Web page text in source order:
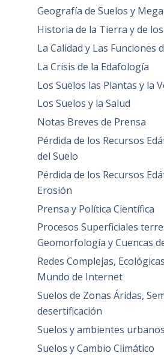
Geografía de Suelos y
Historia de la Tierra y de
La Calidad y Las Funciones
La Crisis de la Edafología
Los Suelos las Plantas y la
Los Suelos y la Salud
Notas Breves de Prensa
Pérdida de los Recursos
del Suelo
Pérdida de los Recursos
Erosión
Prensa y Política Científica
Procesos Superficiales
Geomorfología y Cuencas
Redes Complejas,
Mundo de Internet
Suelos de Zonas Áridas,
desertificación
Suelos y ambientes
Suelos y Cambio Climático